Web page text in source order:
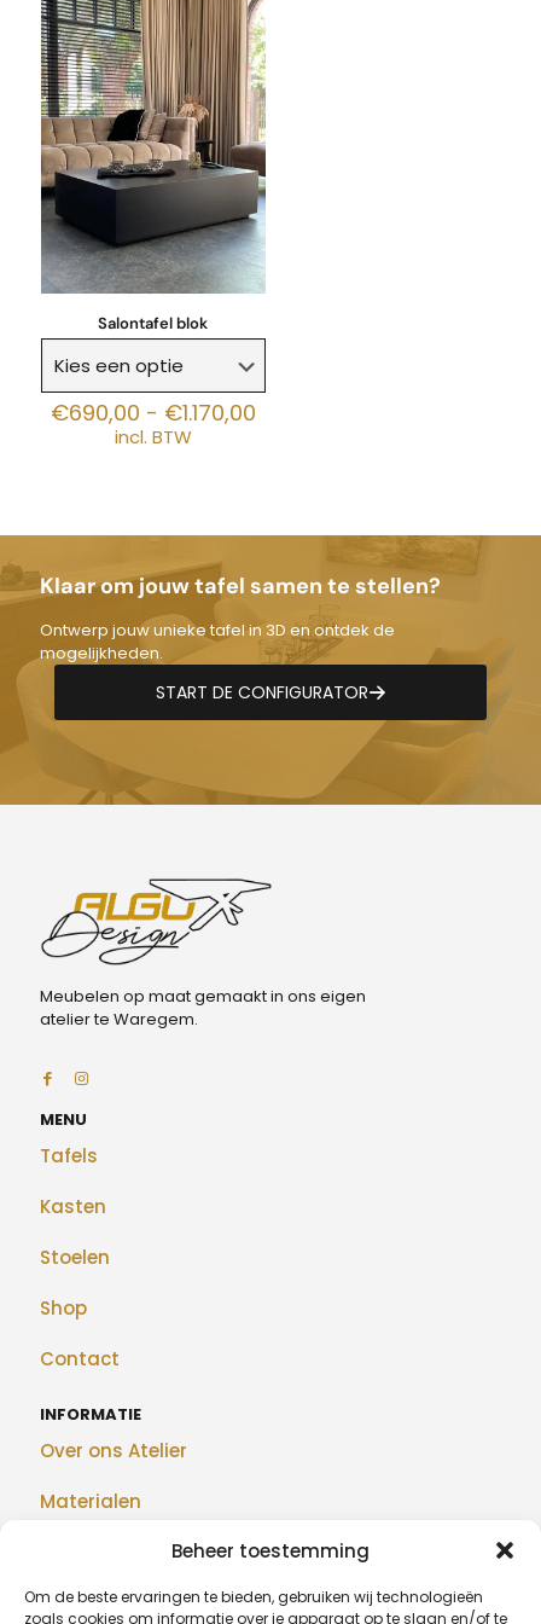
Beheer toestemming
Om de beste ervaringen te bieden, gebruiken wij technologieën
zoals cookies om informatie over je apparaat op te slaan en/of te
Salontafel blok
€690,00 - €1.170,00Prijsklasse:
incl. BTW
Klaar om jouw tafel samen te stellen?
Ontwerp jouw unieke tafel in 3D en ontdek de
mogelijkheden.
START DE CONFIGURATOR
Meubelen op maat gemaakt in ons eigen
atelier te Waregem.
MENU
Tafels
Kasten
Stoelen
Shop
Contact
INFORMATIE
Over ons Atelier
Materialen
Realisaties